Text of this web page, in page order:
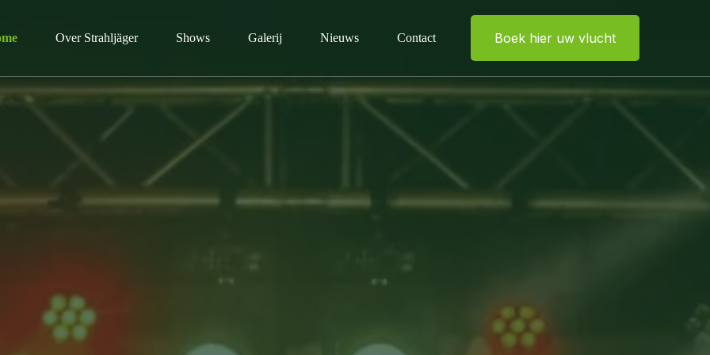
Over Strahljäger Shows Galerij Nieuws Contact Boek hier uw vlucht